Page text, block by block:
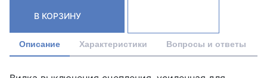
В КОРЗИНУ
Описание Характеристики Вопросы и ответы